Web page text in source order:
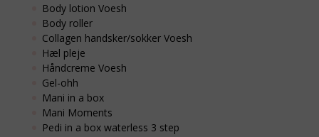
Body lotion Voesh
Body roller
Collagen handsker/sokker Voesh
Hæl pleje
Håndcreme Voesh
Gel-ohh
Mani in a box
Mani Moments
Pedi in a box waterless 3 step